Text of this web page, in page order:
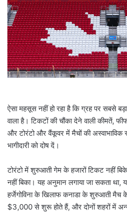
m
a
i
l
ऐसा महसूस नहीं हो रहा है कि ग्रह पर सबसे
वाला है। टिकटों की चौंका देने वाली कीमतें,
और टोरंटो और वैंकूवर में मैचों की
भागीदारी को दोष दें।
टोरंटो में शुरुआती गेम के हजारों टिकट नहीं
नहीं बिका। यह अनुमान लगाया जा सकता था,
हर्जेगोविना के खिलाफ कनाडा के शुरुआती मैच के
$3,000 से शुरू होते हैं, और दोनों शहरों में